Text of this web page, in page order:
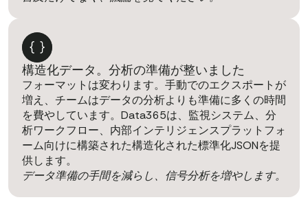
構造化データ。分析の準備が整いました
フォーマットは変わります。手動でのエクスポートが
増え、チームはデータの分析よりも準備に多くの時間
を費やしています。Data365は、監視システム、分
析ワークフロー、内部インテリジェンスプラットフォ
ーム向けに構築された構造化された標準化JSONを提
供します。
データ準備の手間を減らし、信号分析を増やします。